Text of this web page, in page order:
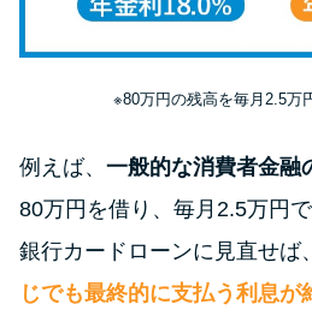
処法3つ
家賃払えな
法2選
街金とは？
に悩む人へ
い理由
※80万円の残高を毎月2.5万
例えば、 一般的な消費者金融
80万円を借り、毎月2.5万円
銀行カードローンに見直せば、
じでも最終的に支払う利息が